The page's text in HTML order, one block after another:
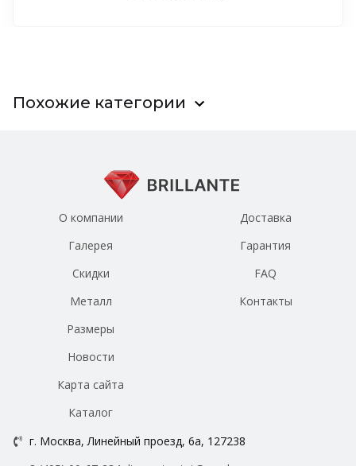
Похожие категории
О компании
Галерея
Скидки
Металл
Размеры
Новости
Доставка
Гарантия
FAQ
Контакты
Карта сайта
Каталог
г. Москва, Линейный проезд, 6а, 127238